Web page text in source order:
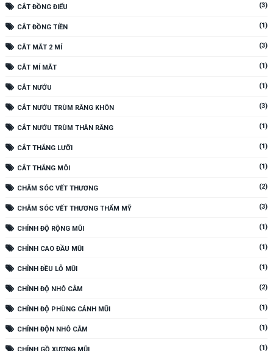
CẮT ĐỒNG ĐIẾU (3)
CẮT ĐỒNG TIỀN (1)
CẮT MẮT 2 MÍ (3)
CẮT MÍ MẮT (1)
CẮT NƯỚU (1)
CẮT NƯỚU TRÙM RĂNG KHÔN (3)
CẮT NƯỚU TRÙM THÂN RĂNG (1)
CẮT THẮNG LƯỠI (1)
CẮT THẮNG MÔI (1)
CHĂM SÓC VẾT THƯƠNG (2)
CHĂM SÓC VẾT THƯƠNG THẨM MỸ (3)
CHỈNH ĐỘ RỘNG MŨI (1)
CHỈNH CAO ĐẦU MŨI (1)
CHỈNH ĐỀU LỖ MŨI (1)
CHỈNH ĐỘ NHÔ CẰM (2)
CHỈNH ĐỘ PHÙNG CÁNH MŨI (1)
CHỈNH ĐỘN NHÔ CẰM (1)
(1)